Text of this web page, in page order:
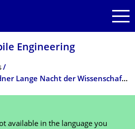
Engineering
Rückblick auf die Dresdner Lange Nacht der Wissenschaften
available in the language you